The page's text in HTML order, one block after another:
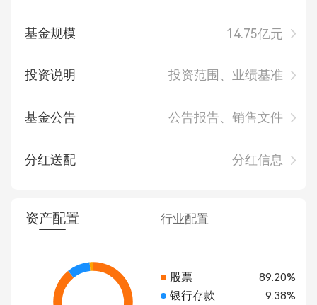
基金规模 14.75亿元
投资说明 投资范围、业绩基准
基金公告 公告报告、销售文件
分红送配 分红信息
资产配置 行业配置
股票 89.20%
银行存款 9.38%